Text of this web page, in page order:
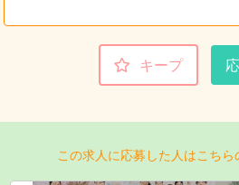
キープ
この求人に応募した人はこち